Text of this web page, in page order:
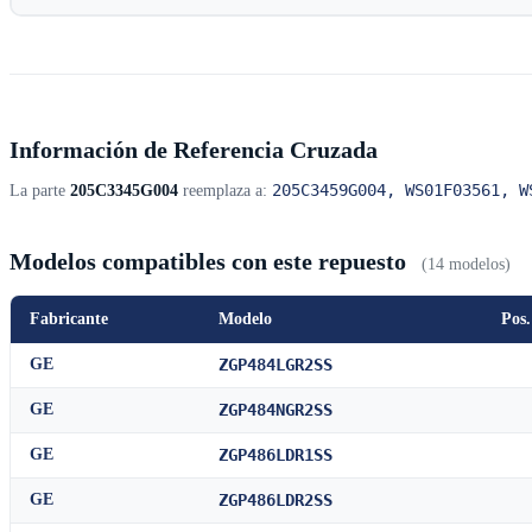
Información de Referencia Cruzada
La parte 205C3345G004 reemplaza a: 205C3459G004, WS01F03561,
Modelos compatibles con este repuesto (14 modelos)
Fabricante Modelo Pos.
GE ZGP484LGR2SS
GE ZGP484NGR2SS
GE ZGP486LDR1SS
GE ZGP486LDR2SS